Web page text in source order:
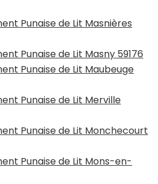
Punaise de Lit Masnières
Punaise de Lit Masny 59176
Punaise de Lit Maubeuge
Punaise de Lit Merville
Punaise de Lit Monchecourt
Punaise de Lit Mons-en-